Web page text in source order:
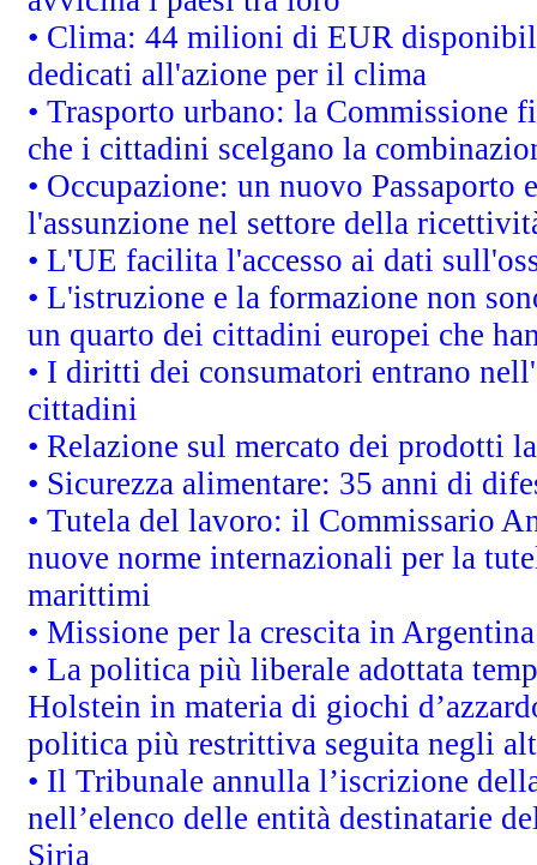
• Clima: 44 milioni di EUR
dedicati all'azione per il clima
• Trasporto urbano: la Commissione
che i cittadini scelgano la
• Occupazione: un nuovo Passaporto
l'assunzione nel settore della
• L'UE facilita l'accesso ai dati
• L'istruzione e la formazione non
un quarto dei cittadini europei che
• I diritti dei consumatori entrano
cittadini
• Relazione sul mercato dei prodotti
• Sicurezza alimentare: 35 anni di
• Tutela del lavoro: il Commissario
nuove norme internazionali per la
marittimi
• Missione per la crescita in
• La politica più liberale adottata
Holstein in materia di giochi
politica più restrittiva seguita negli
• Il Tribunale annulla l’iscrizione
nell’elenco delle entità destinatarie
Siria